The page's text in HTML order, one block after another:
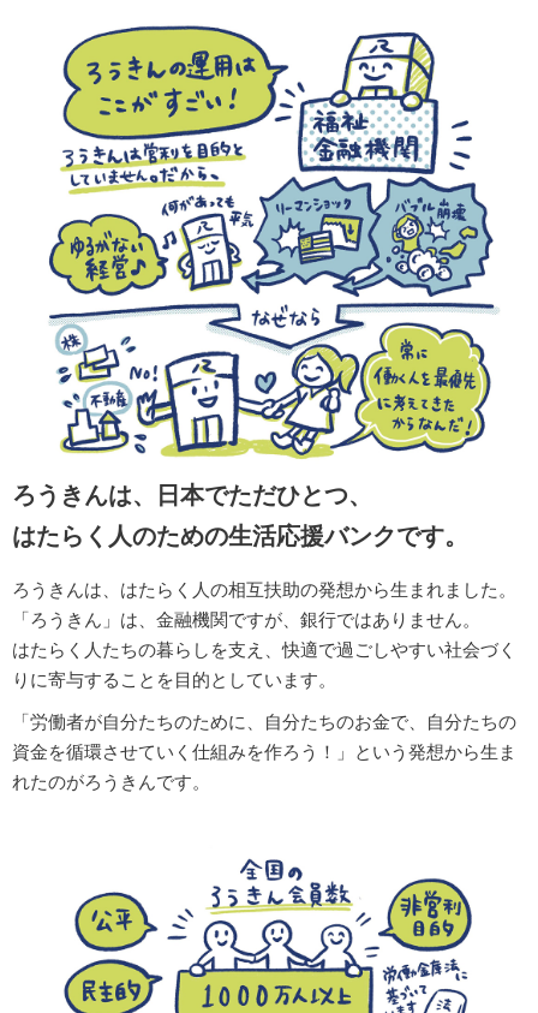
ろうきんは、日本でただひとつ、
はたらく人のための生活応援バンクです。
ろうきんは、はたらく人の相互扶助の発想から生まれました。
「ろうきん」は、金融機関ですが、銀行ではありません。
はたらく人たちの暮らしを支え、快適で過ごしやすい社会づく
りに寄与することを目的としています。
「労働者が自分たちのために、自分たちのお金で、自分たちの
資金を循環させていく仕組みを作ろう！」という発想から生ま
れたのがろうきんです。